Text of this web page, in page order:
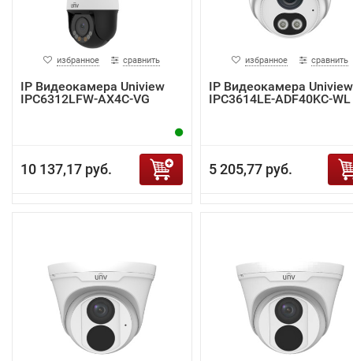
избранное сравнить
IP Видеокамера Uniview
IPC6312LFW-AX4C-VG
10 137,17 руб.
избранное сравнить
IP Видеокамера Uniview
IPC3614LE-ADF40KC-WL
5 205,77 руб.